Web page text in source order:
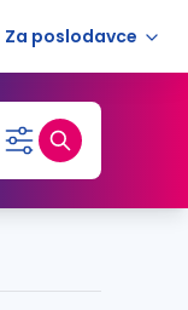
Za poslodavce